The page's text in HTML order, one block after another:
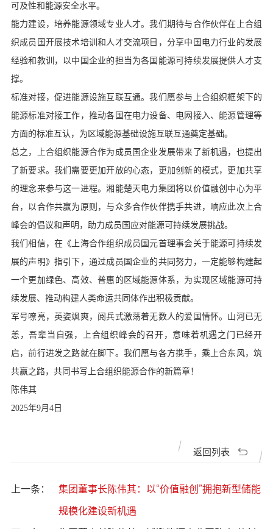
可及性和能源安全水平。
能力建设，培养能源领域专业人才。我们期待与合作伙伴在上合组
织成员国开展技术培训和人才交流项目，分享中国电力行业的发展
经验和教训，以中国企业的担当为各国能源可持续发展提供人才支
撑。
标准对接，促进能源设施互联互通。我们愿参与上合组织框架下的
能源标准对接工作，推动各国在电力设备、电网接入、能源管理等
方面的标准互认，为区域能源基础设施互联互通奠定基础。
总之，上合组织能源合作为成员国企业发展带来了新机遇，也提出
了新要求。我们需要更加开放的心态，更加创新的模式，更加共享
的理念来参与这一进程。湘能楚天电力集团将以价值融创中心为平
台，以合作共赢为原则，与众多合作伙伴携手共进，响应此次上合
峰会的倡议和声明，助力成员国应对能源可持续发展挑战。
我们相信，在《上海合作组织成员国元首理事会关于能源可持续发
展的声明》指引下，通过成员国企业的共同努力，一定能够构建起
一个更加绿色、高效、普惠的区域能源体系，为实现区域能源可持
续发展、推动构建人类命运共同体作出积极贡献。
军号嘹亮，英姿飒爽，阅兵式激荡着无数人的爱国情怀。山河已无
恙，吾辈当自强，上合组织峰会的召开，意味着机遇之门已经开
启，前行进发之路就在脚下。我们愿与各方携手，乘上合东风，筑
共赢之路，共同书写上合组织能源合作的新篇章！
陈伟其
2025年9月4日
返回列表
上一条：
集团董事长陈伟其：以“价值融创”拥抱新型储能
规模化建设新机遇